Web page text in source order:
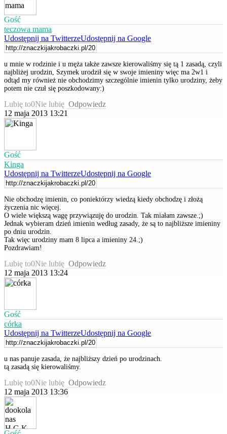
Gość
teczowa mama
Udostępnij na TwitterzeUdostępnij na Google
u mnie w rodzinie i u męża także zawsze kierowaliśmy się tą 1 zasadą, czyli
najbliżej urodzin, Szymek urodził się w swoje imieniny więc ma 2w1 i
odtąd my również nie obchodzimy szczególnie imienin tylko urodziny, żeby
potem nie czuł się poszkodowany:)
Lubię to0Nie lubię Odpowiedz
12 maja 2013 13:21
Gość
Kinga
Udostępnij na TwitterzeUdostępnij na Google
Nie obchodzę imienin, co poniektórzy wiedzą kiedy obchodzę i złożą
życzenia nic więcej.
O wiele większą wagę przywiązuję do urodzin. Tak miałam zawsze.;)
Jednak wybieram dzień imienin według zasady, że są to najbliższe imieniny
po dniu urodzin.
Tak więc urodziny mam 8 lipca a imieniny 24.;)
Pozdrawiam!
Lubię to0Nie lubię Odpowiedz
12 maja 2013 13:24
Gość
córka
Udostępnij na TwitterzeUdostępnij na Google
u nas panuje zasada, że najbliższy dzień po urodzinach.
tą zasadą się kierowaliśmy.
Lubię to0Nie lubię Odpowiedz
12 maja 2013 13:36